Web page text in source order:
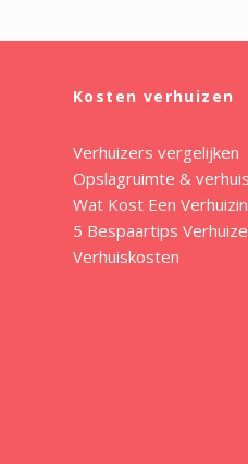
Kosten verhuizen
Verhuizers vergelijken
Opslagruimte &
Wat Kost Een
5 Bespaartips
Verhuiskosten